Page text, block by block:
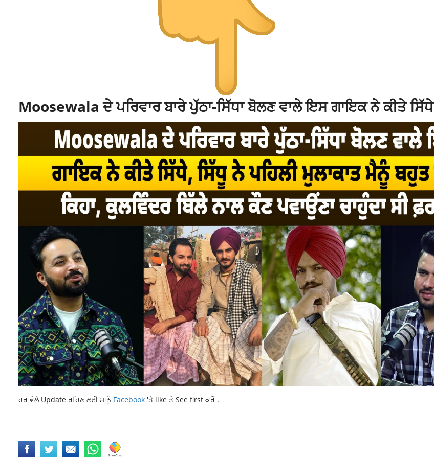
Moosewala ਦੇ ਪਰਿਵਾਰ ਬਾਰੇ ਪੁੱਠਾ-ਸਿੱਧਾ ਬੋਲਣ ਵਾਲੇ ਇਸ ਗਾਇਕ ਨੇ ਕੀਤੇ ਸਿੱਧੇ
ਹਰ ਵੇਲੇ Update ਰਹਿਣ ਲਈ ਸਾਨੂੰ Facebook 'ਤੇ like ਤੇ See first ਕਰੋ .